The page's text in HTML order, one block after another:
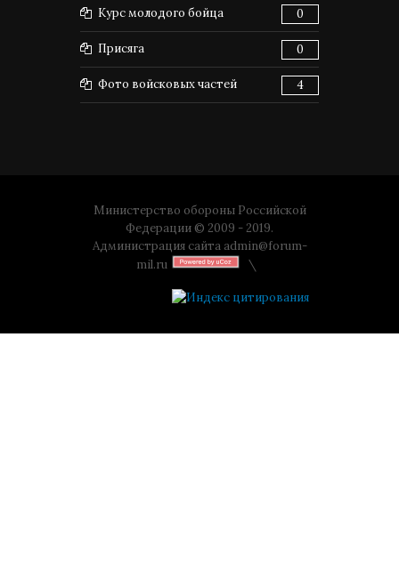
Курс молодого бойца 0
Присяга 0
Фото войсковых частей 4
Министерство обороны Российской
Федерации © 2009 - 2019.
Администрация сайта admin@forum-
mil.ru